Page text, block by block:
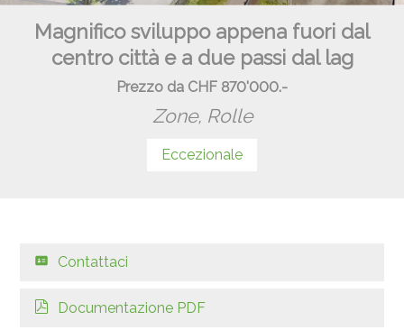
Magnifico sviluppo appena fuori dal
centro città e a due passi dal lag
Prezzo da CHF 870'000.-
Zone, Rolle
Eccezionale
Contattaci
Documentazione PDF